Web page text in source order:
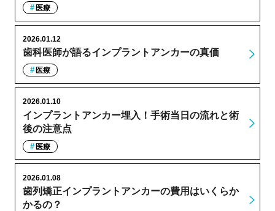
医療
歯科医師が語るインプラントアンカーの真価
2026.01.12
医療
インプラントアンカー埋入！手術当日の流れと術
後の注意点
2026.01.10
医療
歯列矯正インプラントアンカーの費用はいくらか
かるの？
2026.01.08